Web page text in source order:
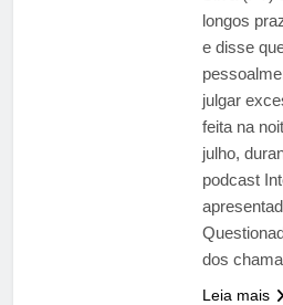
longos
e disse
julgar
feita na
julho,
podcast
dos
Leia mais